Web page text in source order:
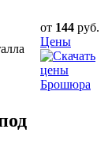
от 144 руб.
Цены
Брошюра